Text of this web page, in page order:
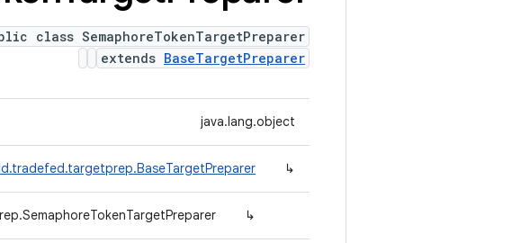
class SemaphoreTokenTargetPreparer
extends BaseTargetPreparer
java.lang.object
↳
↳